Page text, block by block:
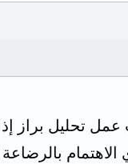
تحليل براز
بالرضاعة